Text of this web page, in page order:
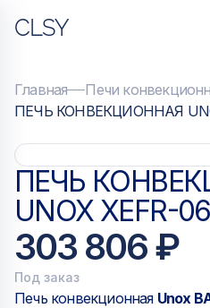
CLSY
меню
Главная
Печи
ПЕЧЬ КОНВЕКЦИОННАЯ
ПЕЧЬ
UNOX XEFR-
303 806 ₽
Под заказ
Печь конвекционная Unox